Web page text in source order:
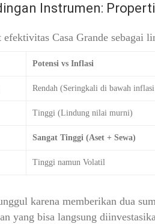
Instrumen:
Casa Grande sebagai
Potensi vs Inflasi
Rendah (Seringkali di bawah
Tinggi (Lindung nilai murni)
Sangat Tinggi (Aset + Sewa)
Tinggi namun Volatil
karena memberikan dua
yang bisa langsung